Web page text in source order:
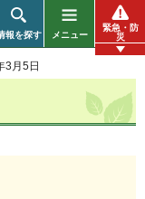
報を探す メニュー
緊急・防
災
3月5日